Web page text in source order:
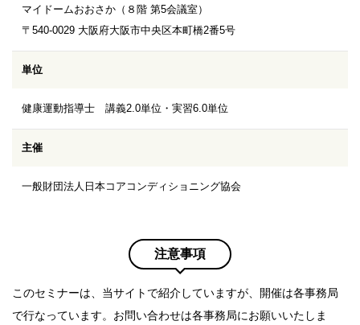
マイドームおおさか（８階 第5会議室）
〒540-0029 大阪府大阪市中央区本町橋2番5号
単位
健康運動指導士 講義2.0単位・実習6.0単位
主催
一般財団法人日本コアコンディショニング協会
注意事項
このセミナーは、当サイトで紹介していますが、開催は各事務局
で行なっています。お問い合わせは各事務局にお願いいたしま